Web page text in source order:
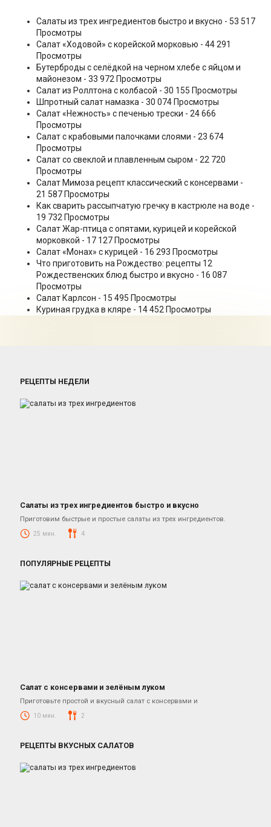
Салаты из трех ингредиентов быстро и вкусно - 53 517
Просмотры
Салат «Ходовой» с корейской морковью - 44 291
Просмотры
Бутерброды с селёдкой на черном хлебе с яйцом и
майонезом - 33 972 Просмотры
Салат из Роллтона с колбасой - 30 155 Просмотры
Шпротный салат намазка - 30 074 Просмотры
Салат «Нежность» с печенью трески - 24 666
Просмотры
Салат с крабовыми палочками слоями - 23 674
Просмотры
Салат со свеклой и плавленным сыром - 22 720
Просмотры
Салат Мимоза рецепт классический с консервами -
21 587 Просмотры
Как сварить рассыпчатую гречку в кастрюле на воде -
19 732 Просмотры
Салат Жар-птица с опятами, курицей и корейской
морковкой - 17 127 Просмотры
Салат «Монах» с курицей - 16 293 Просмотры
Что приготовить на Рождество: рецепты 12
Рождественских блюд быстро и вкусно - 16 087
Просмотры
Салат Карлсон - 15 495 Просмотры
Куриная грудка в кляре - 14 452 Просмотры
РЕЦЕПТЫ НЕДЕЛИ
Салаты
Салаты из трех ингредиентов быстро и вкусно
Приготовим быстрые и простые салаты из трех ингредиентов.
25 мин. 4
ПОПУЛЯРНЫЕ РЕЦЕПТЫ
Салаты с рыбными консервами
Салат с консервами и зелёным луком
Приготовьте простой и вкусный салат с консервами и
10 мин. 2
РЕЦЕПТЫ ВКУСНЫХ САЛАТОВ